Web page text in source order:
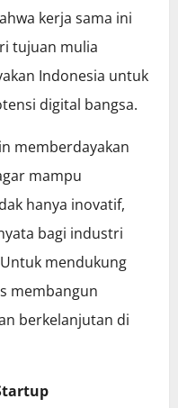
kerja sama ini
tujuan mulia
Indonesia untuk
digital bangsa.
memberdayakan
mampu
hanya inovatif,
bagi industri
mendukung
membangun
berkelanjutan di